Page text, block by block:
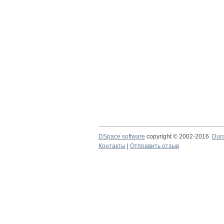
DSpace software copyright © 2002-2016
Контакты
Отправить отзыв